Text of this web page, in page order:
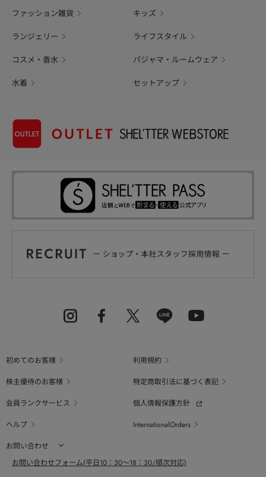
ファッション雑貨 キッズ
ランジェリー ライフスタイル
コスメ・香水 パジャマ・ルームウェア
水着 セットアップ
初めてのお客様
利用規約
株主優待のお客様
特定商取引法に基づく表記
会員ランクサービス
個人情報保護方針
ヘルプ
InternationalOrders
お問い合わせ
お問い合わせフォーム(平日10：30～18：30/順次対応)